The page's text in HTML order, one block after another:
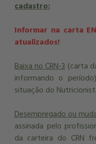
cadastro:
Informar na carta
atualizados!
Baixa no CRN-3 (carta
informando o
situação do
Desempregado ou
assinada pelo
da carteira do CRN